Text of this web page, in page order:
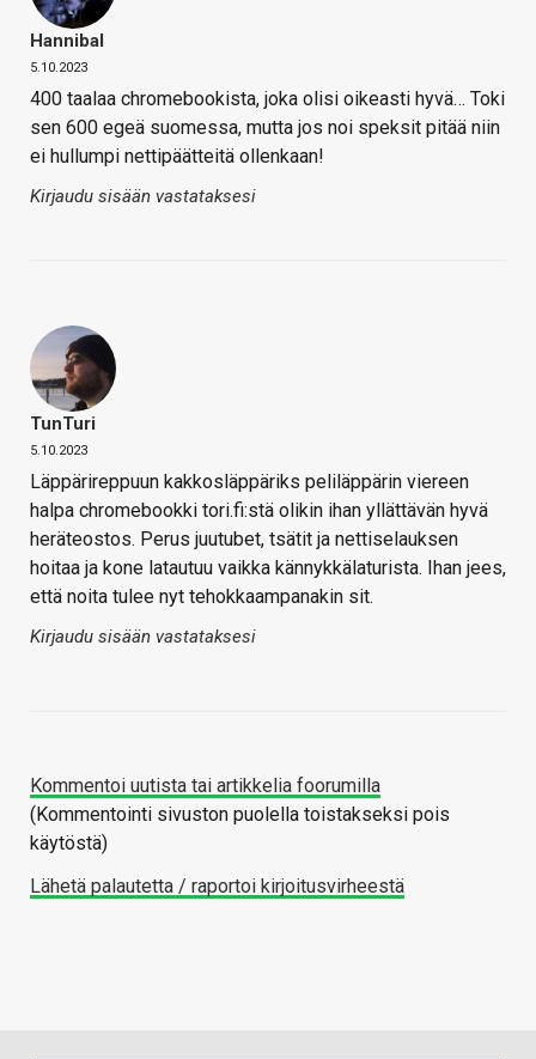
Hannibal
5.10.2023
400 taalaa chromebookista, joka olisi oikeasti hyvä… Toki
sen 600 egeä suomessa, mutta jos noi speksit pitää niin
ei hullumpi nettipäätteitä ollenkaan!
Kirjaudu sisään vastataksesi
TunTuri
5.10.2023
Läppärireppuun kakkosläppäriks peliläppärin viereen
halpa chromebookki tori.fi:stä olikin ihan yllättävän hyvä
heräteostos. Perus juutubet, tsätit ja nettiselauksen
hoitaa ja kone latautuu vaikka kännykkälaturista. Ihan jees,
että noita tulee nyt tehokkaampanakin sit.
Kirjaudu sisään vastataksesi
Kommentoi uutista tai artikkelia foorumilla
(Kommentointi sivuston puolella toistakseksi pois
käytöstä)
Lähetä palautetta / raportoi kirjoitusvirheestä